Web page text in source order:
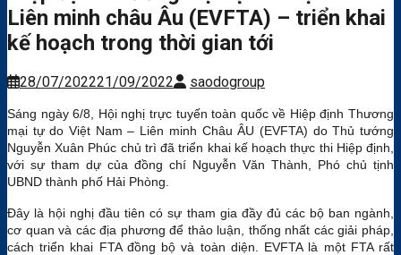
Liên minh châu Âu (EVFTA) – triển khai
kế hoạch trong thời gian tới
28/07/202221/09/2022 saodogroup
Sáng ngày 6/8, Hội nghị trực tuyến toàn quốc về Hiệp định Thương
mại tự do Việt Nam – Liên minh Châu ÂU (EVFTA) do Thủ tướng
Nguyễn Xuân Phúc chủ trì đã triển khai kế hoạch thực thi Hiệp định,
với sự tham dự của đồng chí Nguyễn Văn Thành, Phó chủ tịnh
UBND thành phố Hải Phòng.
Đây là hội nghị đầu tiên có sự tham gia đầy đủ các bộ ban ngành,
cơ quan và các địa phương để thảo luận, thống nhất các giải pháp,
cách triển khai FTA đồng bộ và toàn diện. EVFTA là một FTA rất